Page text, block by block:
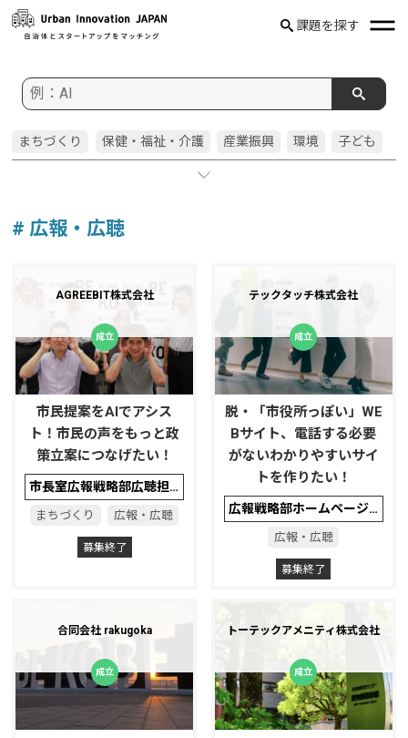
課題を探す
まちづくり 保健・福祉・介護 産業振興 環境
子ども
建設・土木
教育
健康・医療
# 広報・広聴
AGREEBIT株式会社
市民提案をAIでアシス
ト！市民の声をもっと政
策立案につなげたい！
市長室広報戦略部広聴担当
まちづくり 広報・広聴
募集終了
テックタッチ株式会社
脱・「市役所っぽい」WE
Bサイト、電話する必要
がないわかりやすいサイ
トを作りたい！
広報戦略部ホームページ担当
広報・広聴
募集終了
合同会社 rakugoka トーテックアメニティ株式会社